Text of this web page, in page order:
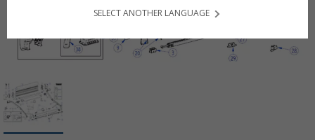
SELECT ANOTHER LANGUAGE